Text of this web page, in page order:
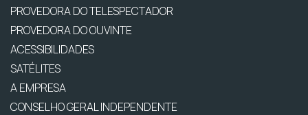
PROVEDORA DO TELESPECTADOR
PROVEDORA DO OUVINTE
ACESSIBILIDADES
SATÉLITES
A EMPRESA
CONSELHO GERAL INDEPENDENTE